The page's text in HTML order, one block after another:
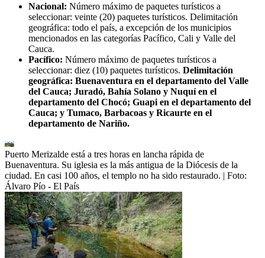
Nacional: Número máximo de paquetes turísticos a
seleccionar: veinte (20) paquetes turísticos. Delimitación
geográfica: todo el país, a excepción de los municipios
mencionados en las categorías Pacífico, Cali y Valle del
Cauca.
Pacífico: Número máximo de paquetes turísticos a
seleccionar: diez (10) paquetes turísticos. Delimitación
geográfica: Buenaventura en el departamento del Valle
del Cauca; Juradó, Bahía Solano y Nuquí en el
departamento del Chocó; Guapi en el departamento del
Cauca; y Tumaco, Barbacoas y Ricaurte en el
departamento de Nariño.
Puerto Merizalde está a tres horas en lancha rápida de
Buenaventura. Su iglesia es la más antigua de la Diócesis de la
ciudad. En casi 100 años, el templo no ha sido restaurado. | Foto:
Álvaro Pío - El País